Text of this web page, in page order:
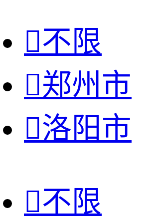
不限
郑州市
洛阳市
不限